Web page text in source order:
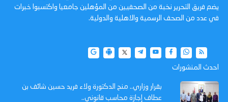
يضم فريق التحرير نخبة من الصحفيين من المؤهلين جامعيا واكتسبوا خبرات
في عدد من الصحف الرسمية والاهلية والدولية.
احدث المنشورات
بقرار وزاري.. منح الدكتورة ولاء فريد حسين شائف بن
عطاف إجازة محاسب قانوني..